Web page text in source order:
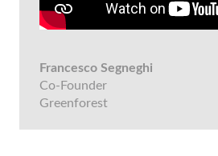
Francesco Segneghi
Co-Founder
Greenforest